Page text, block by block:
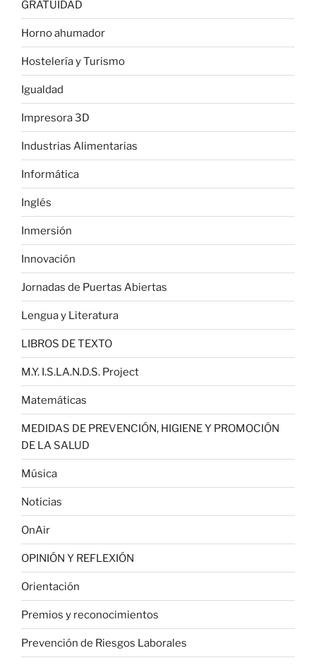
GRATUIDAD
Horno ahumador
Hostelería y Turismo
Igualdad
Impresora 3D
Industrias Alimentarias
Informática
Inglés
Inmersión
Innovación
Jornadas de Puertas Abiertas
Lengua y Literatura
LIBROS DE TEXTO
M.Y. I.S.LA.N.D.S. Project
Matemáticas
MEDIDAS DE PREVENCIÓN, HIGIENE Y PROMOCIÓN
DE LA SALUD
Música
Noticias
OnAir
OPINIÓN Y REFLEXIÓN
Orientación
Premios y reconocimientos
Prevención de Riesgos Laborales